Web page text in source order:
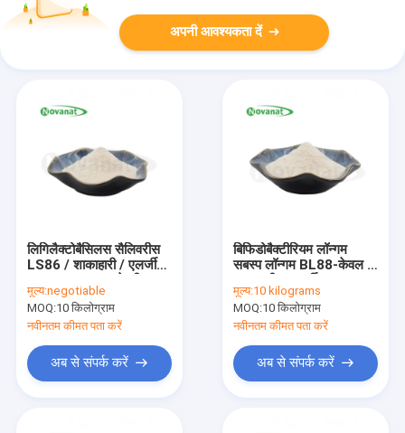
अपनी आवश्यकता दें
लिगिलैक्टोबैसिलस सैलिवरीस
LS86 / शाकाहारी / एलर्जी
मूल्य:negotiable
MOQ:10 किलोग्राम
नवीनतम कीमत पता करें
अब से संपर्क करें
बिफिडोबैक्टीरियम लॉन्गम
सबस्प लॉन्गम BL88-केवल /
ग्लूटेन मुक्त / डेयरी मुक्त
मूल्य:10 kilograms
MOQ:10 किलोग्राम
नवीनतम कीमत पता करें
अब से संपर्क करें